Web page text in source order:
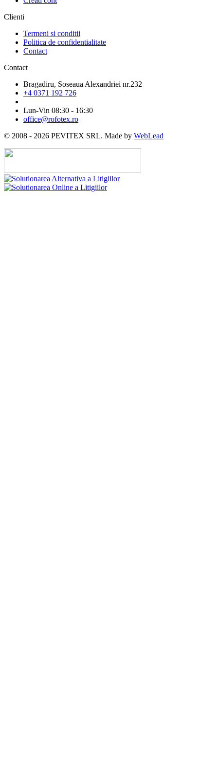
Clienti
Termeni si conditii
Politica de confidentialitate
Contact
Contact
Bragadiru, Soseaua Alexandriei nr.232
+4 0371 192 726
Lun-Vin 08:30 - 16:30
office@rofotex.ro
© 2008 - 2026 PEVITEX SRL. Made by WebLead